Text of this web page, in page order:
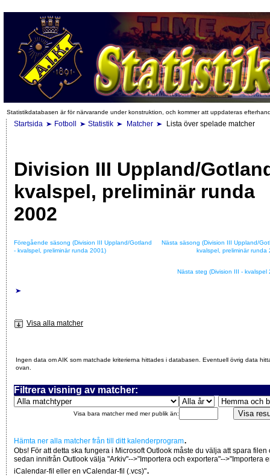
Statistikdatabasen är för närvarande under konstruktion, och kommer att uppdateras
Startsida Fotboll Statistik Matcher Lista över spelade matcher
Division III Uppland/
kvalspel, preliminär runda
2002
Föregående säsong (Division III Uppland/Gotland
- kvalspel, preliminär runda 2001)
Nästa säsong (Division III Uppland/
kvalspel, preliminär runda
Nästa steg (Division III - kvalspel
Visa alla matcher
Ingen data om AIK som matchade kriterierna hittades i databasen. Eventuell övrig data
ovan.
Filtrera visning av matcher:
Visa bara matcher med mer publik än:
Hämta ner alla matcher från till ditt kalenderprogram.
Obs! För att detta ska fungera i Microsoft Outlook måste du välja att spara filen
sedan innifrån Outlook välja "Arkiv"-->"Importera och exportera"-->"Importera
iCalendar-fil eller en vCalendar-fil (.vcs)".